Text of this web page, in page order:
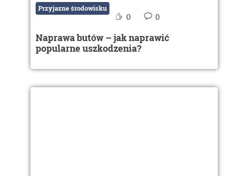
Przyjazne środowisku
0 0
Naprawa butów – jak naprawić
popularne uszkodzenia?